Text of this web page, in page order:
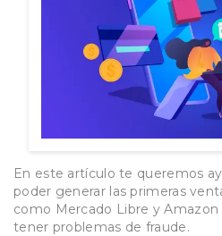
En este artículo te queremos
poder generar las primeras
como Mercado Libre y Amazon
tener problemas de fraude.